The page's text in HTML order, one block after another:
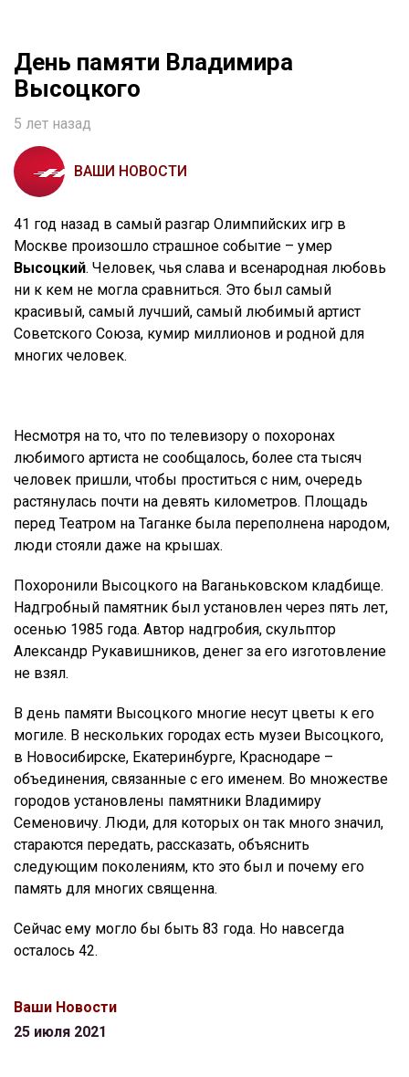
День памяти Владимира
Высоцкого
5 лет назад
ВАШИ НОВОСТИ
41 год назад в самый разгар Олимпийских игр в
Москве произошло страшное событие – умер
Высоцкий. Человек, чья слава и всенародная любовь
ни к кем не могла сравниться. Это был самый
красивый, самый лучший, самый любимый артист
Советского Союза, кумир миллионов и родной для
многих человек.
Несмотря на то, что по телевизору о похоронах
любимого артиста не сообщалось, более ста тысяч
человек пришли, чтобы проститься с ним, очередь
растянулась почти на девять километров. Площадь
перед Театром на Таганке была переполнена народом,
люди стояли даже на крышах.
Похоронили Высоцкого на Ваганьковском кладбище.
Надгробный памятник был установлен через пять лет,
осенью 1985 года. Автор надгробия, скульптор
Александр Рукавишников, денег за его изготовление
не взял.
В день памяти Высоцкого многие несут цветы к его
могиле. В нескольких городах есть музеи Высоцкого,
в Новосибирске, Екатеринбурге, Краснодаре –
объединения, связанные с его именем. Во множестве
городов установлены памятники Владимиру
Семеновичу. Люди, для которых он так много значил,
стараются передать, рассказать, объяснить
следующим поколениям, кто это был и почему его
память для многих священна.
Сейчас ему могло бы быть 83 года. Но навсегда
осталось 42.
Ваши Новости
25 июля 2021